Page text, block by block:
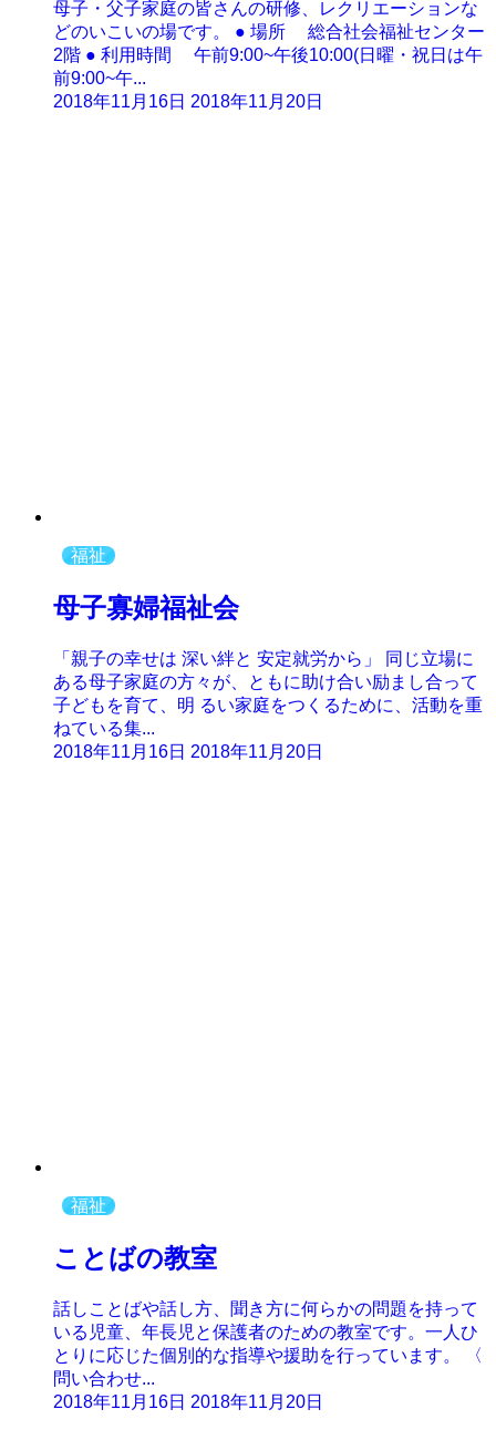
母子・父子家庭の皆さんの研修、レクリエーションな
どのいこいの場です。 ● 場所 総合社会福祉センター
2階 ● 利用時間 午前9:00~午後10:00(日曜・祝日は午
前9:00~午...
2018年11月16日 2018年11月20日
福祉
母子寡婦福祉会
「親子の幸せは 深い絆と 安定就労から」 同じ立場に
ある母子家庭の方々が、ともに助け合い励まし合って
子どもを育て、明 るい家庭をつくるために、活動を重
ねている集...
2018年11月16日 2018年11月20日
福祉
ことばの教室
話しことばや話し方、聞き方に何らかの問題を持って
いる児童、年長児と保護者のための教室です。一人ひ
とりに応じた個別的な指導や援助を行っています。 〈
問い合わせ...
2018年11月16日 2018年11月20日